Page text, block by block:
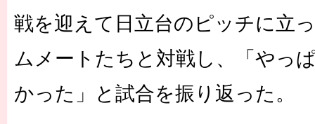
戦を迎えて日立台のピッチに立
ムメートたちと対戦し、「やっ
かった」と試合を振り返った。